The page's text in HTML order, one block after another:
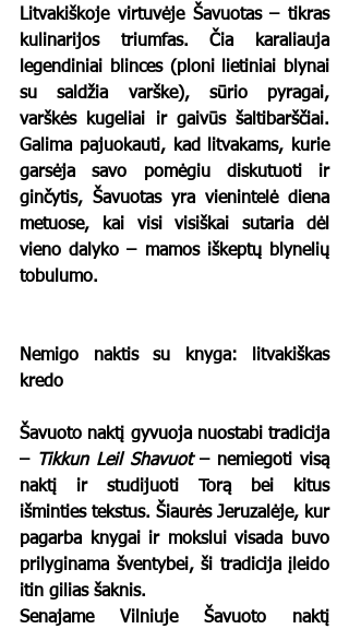
Litvakiškoje virtuvėje Šavuotas – tikras
kulinarijos triumfas. Čia karaliauja
legendiniai
blinces (ploni lietiniai blynai
su saldžia varške), sūrio pyragai,
varškės kugeliai ir gaivūs šaltibarščiai.
Galima pajuokauti, kad litvakams, kurie
garsėja savo pomėgiu diskutuoti ir
ginčytis, Šavuotas yra vienintelė diena
metuose, kai visi visiškai sutaria dėl
vieno dalyko – mamos iškeptų blynelių
tobulumo.
Nemigo naktis su knyga: litvakiškas
kredo
Šavuoto naktį gyvuoja nuostabi tradicija
–
Tikkun Leil Shavuot – nemiegoti visą
naktį ir studijuoti Torą bei kitus
išminties tekstus. Šiaurės Jeruzalėje, kur
pagarba knygai ir mokslui visada buvo
prilyginama šventybei, ši tradicija įleido
itin gilias šaknis.
Senajame Vilniuje Šavuoto naktį